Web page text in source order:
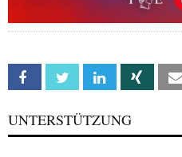
Facebook Twitter Linkedin Xing
UNTERSTÜTZUNG